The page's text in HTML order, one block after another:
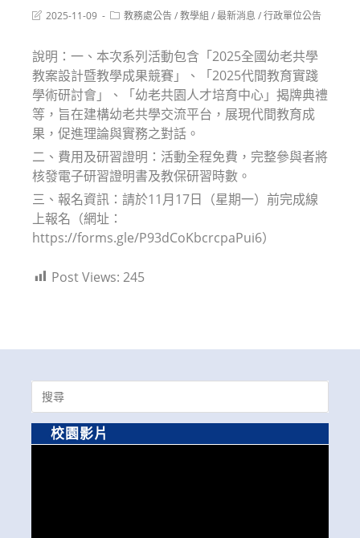
Post2025-11-09
Post教務處公告/教學組 /最新消息 /行政單位公告
說明：一、本次系列活動包含「2025全國幼老共學
教案設計暨教學成果競賽」、「2025代間教育實踐
學術研討會」、「幼老共園人才培育中心」揭牌典禮
等，旨在建構幼老共學交流平台，展現代間教育成
果，促進理論與實務之對話。
二、費用及研習證明：活動全程免費，完整參與者將
核發電子研習證明書及教保研習時數。
三、報名資訊：請於11月17日（星期一）前完成線
上報名（網址：
https://forms.gle/P93dCoKbcrcpaPui6）
Post Views: 245
Search
for:
校園影片